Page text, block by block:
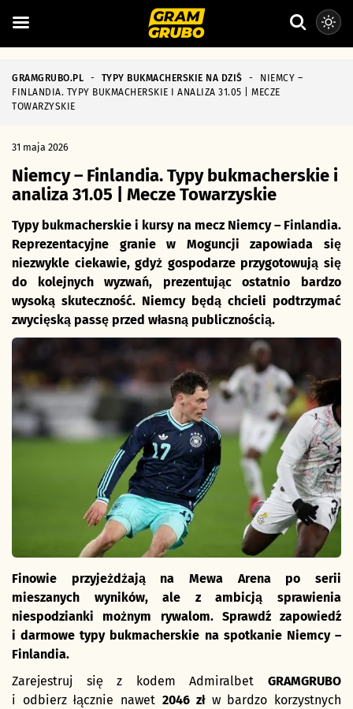
GRAMGRUBO.PL - TYPY BUKMACHERSKIE NA DZIŚ -
NIEMCY –
FINLANDIA. TYPY BUKMACHERSKIE I ANALIZA 31.05 | MECZE
TOWARZYSKIE
31 maja 2026
Niemcy – Finlandia. Typy bukmacherskie i
analiza 31.05 | Mecze Towarzyskie
Typy bukmacherskie i kursy na mecz Niemcy – Finlandia.
Reprezentacyjne granie w Moguncji zapowiada się
niezwykle ciekawie, gdyż gospodarze przygotowują się
do kolejnych wyzwań, prezentując ostatnio bardzo
wysoką skuteczność. Niemcy będą chcieli podtrzymać
zwycięską passę przed własną publicznością.
Finowie przyjeżdżają na Mewa Arena po serii
mieszanych wyników, ale z ambicją sprawienia
niespodzianki możnym rywalom. Sprawdź zapowiedź
i darmowe typy bukmacherskie na spotkanie Niemcy –
Finlandia.
Zarejestruj się z kodem Admiralbet GRAMGRUBO
i odbierz łącznie nawet 2046 złw bardzo korzystnych